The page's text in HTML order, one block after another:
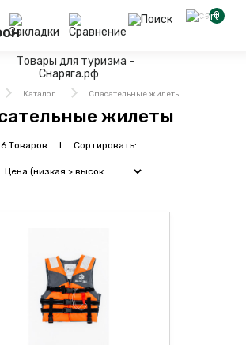
0
Каталог Спасательные жилеты
жилеты
6 Товаров I Сортировать: